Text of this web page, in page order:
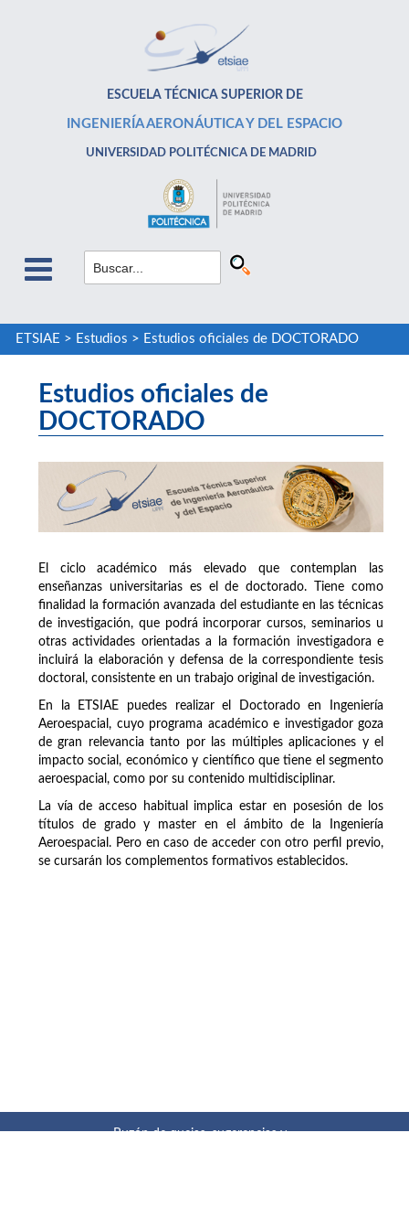
ESCUELA TÉCNICA SUPERIOR DE
INGENIERÍA AERONÁUTICA Y DEL ESPACIO
UNIVERSIDAD POLITÉCNICA DE MADRID
ETSIAE > Estudios > Estudios oficiales de DOCTORADO
Estudios oficiales de
DOCTORADO
El ciclo académico más elevado que contemplan las
enseñanzas universitarias es el de doctorado. Tiene como
finalidad la formación avanzada del estudiante en las técnicas
de investigación, que podrá incorporar cursos, seminarios u
otras actividades orientadas a la formación investigadora e
incluirá la elaboración y defensa de la correspondiente tesis
doctoral, consistente en un trabajo original de investigación.
En la ETSIAE puedes realizar el Doctorado en Ingeniería
Aeroespacial, cuyo programa académico e investigador goza
de gran relevancia tanto por las múltiples aplicaciones y el
impacto social, económico y científico que tiene el segmento
aeroespacial, como por su contenido multidisciplinar.
La vía de acceso habitual implica estar en posesión de los
títulos de grado y master en el ámbito de la Ingeniería
Aeroespacial. Pero en caso de acceder con otro perfil previo,
se cursarán los complementos formativos establecidos.
Buzón de quejas, sugerencias y